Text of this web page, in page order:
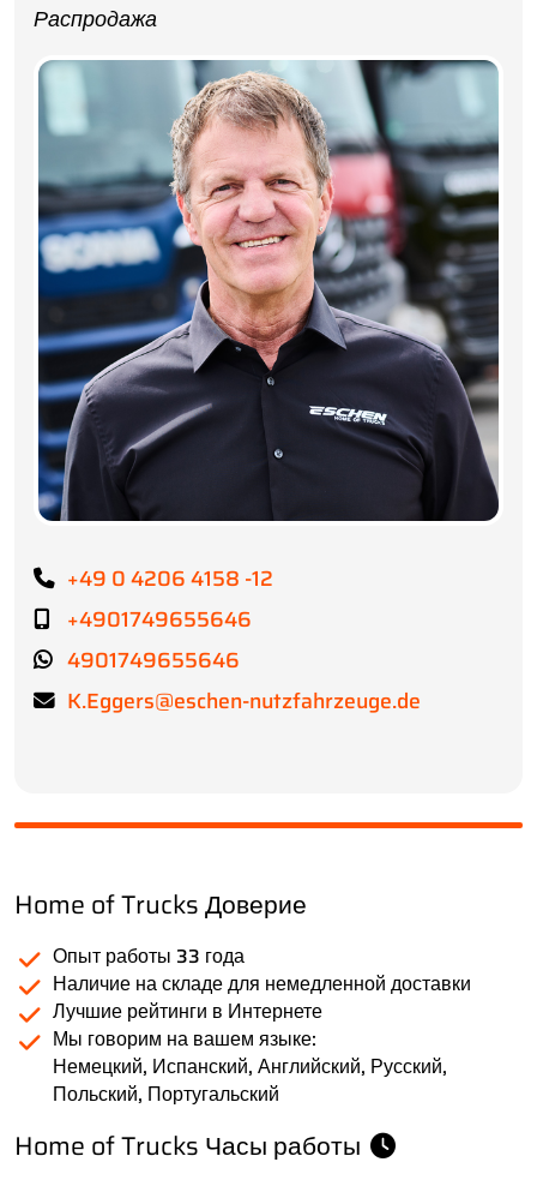
Распродажа
+49 0 4206 4158 -12
+4901749655646
4901749655646
K.Eggers@eschen-nutzfahrzeuge.de
Home of Trucks Доверие
Опыт работы 33 года
Наличие на складе для немедленной доставки
Лучшие рейтинги в Интернете
Мы говорим на вашем языке:
Немецкий, Испанский, Английский, Русский,
Польский, Португальский
Home of Trucks Часы работы